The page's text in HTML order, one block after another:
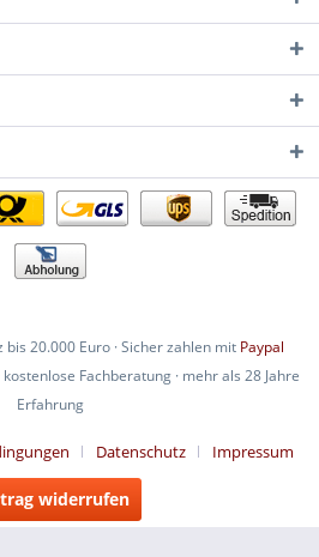
bis 20.000 Euro · Sicher zahlen mit Paypal
kostenlose Fachberatung · mehr als 28 Jahre
Erfahrung
Datenschutz Impressum
widerrufen